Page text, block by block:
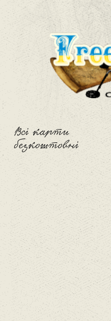
Всі карти
безкоштовні